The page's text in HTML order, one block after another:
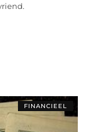
FINANCIEEL